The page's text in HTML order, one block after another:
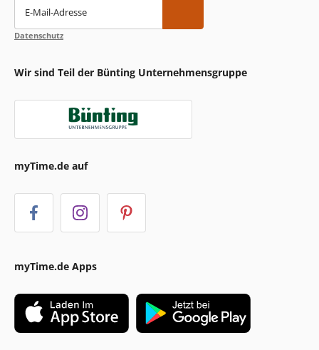
E-Mail-Adresse
Datenschutz
Wir sind Teil der Bünting Unternehmensgruppe
myTime.de auf
myTime.de Apps